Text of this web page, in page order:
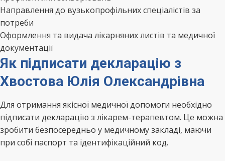
Направлення до вузькопрофільних спеціалістів за
потреби
Оформлення та видача лікарняних листів та медичної
документації
Як підписати декларацію з
Хвостова Юлія Олександрівна
Для отримання якісної медичної допомоги необхідно
підписати декларацію з лікарем-терапевтом. Це можна
зробити безпосередньо у медичному закладі, маючи
при собі паспорт та ідентифікаційний код.